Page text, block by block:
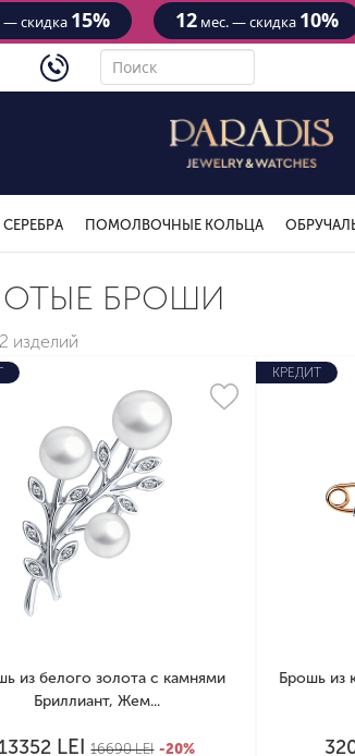
скидка 15% 12мес. — скидка 10%
4434
ПОМОЛВОЧНЫЕ КОЛЬЦА
БРОШИ
изделий
из белого золота с камнями
Бриллиант, Жем...
13352 LEI 16690LEI -20%
КРЕДИТ
Брошь из